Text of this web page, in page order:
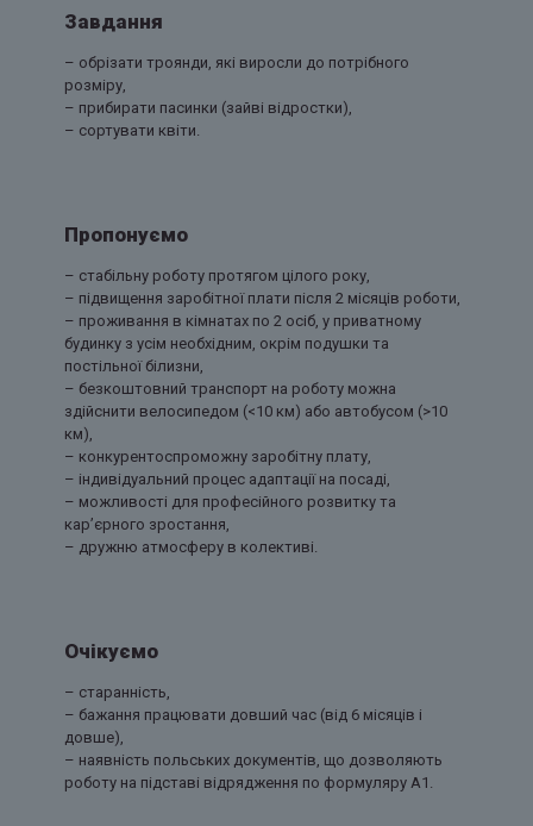
Завдання
– обрізати троянди, які виросли до потрібного
розміру,
– прибирати пасинки (зайві відростки),
– сортувати квіти.
Пропонуємо
– стабільну роботу протягом цілого року,
– підвищення заробітної плати після 2 місяців роботи,
– проживання в кімнатах по 2 осіб, у приватному
будинку з усім необхідним, окрім подушки та
постільної білизни,
– безкоштовний транспорт на роботу можна
здійснити велосипедом (<10 км) або автобусом (>10
км),
– конкурентоспроможну заробітну плату,
– індивідуальний процес адаптації на посаді,
– можливості для професійного розвитку та
кар’єрного зростання,
– дружню атмосферу в колективі.
Очікуємо
– старанність,
– бажання працювати довший час (від 6 місяців і
довше),
– наявність польських документів, що дозволяють
роботу на підставі відрядження по формуляру А1.